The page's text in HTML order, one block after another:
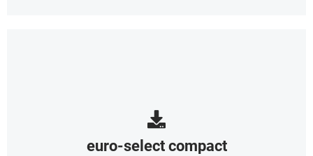
euro-select compact